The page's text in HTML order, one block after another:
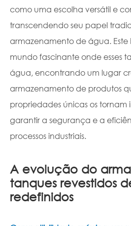
como uma escolha versátil e
transcendendo seu papel
armazenamento de água. Este
mundo fascinante onde esses
água, encontrando um lugar
armazenamento de produtos
propriedades únicas os tornam
garantir a segurança e a
processos industriais.
A evolução do
tanques revestidos
redefinidos